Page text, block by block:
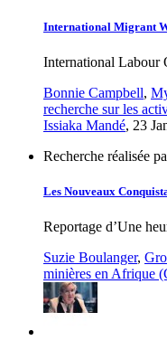
International Migrant
International Labour
Bonnie Campbell,
recherche sur les
Issiaka Mandé, 23
Recherche réalisée
Les Nouveaux
Reportage d’Une
Suzie Boulanger,
minières en Afrique